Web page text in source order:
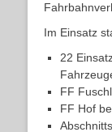
Im Einsatz
22
FF Fuschl
FF Hof